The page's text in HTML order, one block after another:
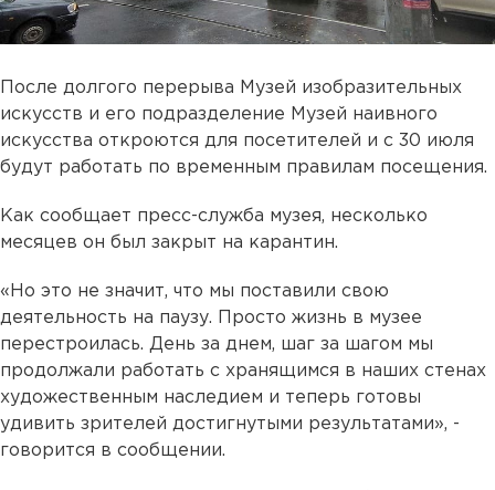
После долгого перерыва Музей изобразительных
искусств и его подразделение Музей наивного
искусства откроются для посетителей и с 30 июля
будут работать по временным правилам посещения.
Как сообщает пресс-служба музея, несколько
месяцев он был закрыт на карантин.
«Но это не значит, что мы поставили свою
деятельность на паузу. Просто жизнь в музее
перестроилась. День за днем, шаг за шагом мы
продолжали работать с хранящимся в наших стенах
художественным наследием и теперь готовы
удивить зрителей достигнутыми результатами», -
говорится в сообщении.